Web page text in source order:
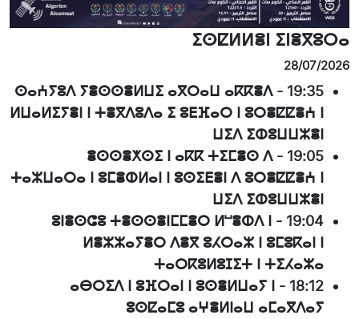
ⵉⵙⵇⵍⵍⴻⵏ ⵉⵏⴻⴳⵓⵔⴰ
28/07/2026
19:35
-
ⵙⴰⵄⵢⵓⴷ ⵢⴻⵙⵙⴻⵍⵡⵉ ⴰⴳⵔⴰⵡ ⴰⴽⴽⴻⴷ
ⵍⵡⴰⵍⵉⵢⴻⵏ ⵏ ⵜⴻⴳⴷⵓⴷⴰ ⵉ ⵓⴹⴼⴰⵔ ⵏ ⵓⵔⴻⵇⵇⴻⵄ ⵏ
ⵡⵉⴷ ⵉⵀⵓⵡⵡⵣⴻⵏ
19:05
-
ⴻⵙⵙⴻⵅⵙⵉ ⵏ ⴰⴽⴽ ⵜⵉⵎⴻⵙ ⴷ
ⵜⴰⵣⵡⴰⵔⴰ ⵏ ⵓⵎⴻⵀⵍⴰⵏ ⵏ ⵓⵙⵉⴹⴻⵏ ⴷ ⵓⵔⴻⵇⵇⴻⵄ ⵏ
ⵡⵉⴷ ⵉⵀⵓⵡⵡⵣⴻⵏ
19:04
-
ⵓⵏⴻⵙⵛⵓ ⵜⴻⵙⵙⴻⵏⵎⵎⴻⵔ ⵍⵯⴻⵀⴷ ⵏ
ⵍⴻⵣⵣⴰⵢⴻⵔ ⴷⴻⴳ ⵓⵃⵔⴰⵣ ⵏ ⵓⵎⵓⴽⴰⵏ ⵏ
ⵜⴰⵔⴽⵓⵍⵓⵊⵉⵜ ⵏ ⵜⵉⵃⴰⵣⴰ
18:12
-
ⴰⴱⵔⵉⴷ ⵏ ⵓⴼⵔⴰⵏ ⵏ ⵓⵙⴻⵍⵡⴰⵢ ⵏ
ⵓⵙⵇⴰⵎⵓ ⴰⵖⴻⵍⵏⴰⵡ ⴰⵎⴰⴳⴷⴰⵢ